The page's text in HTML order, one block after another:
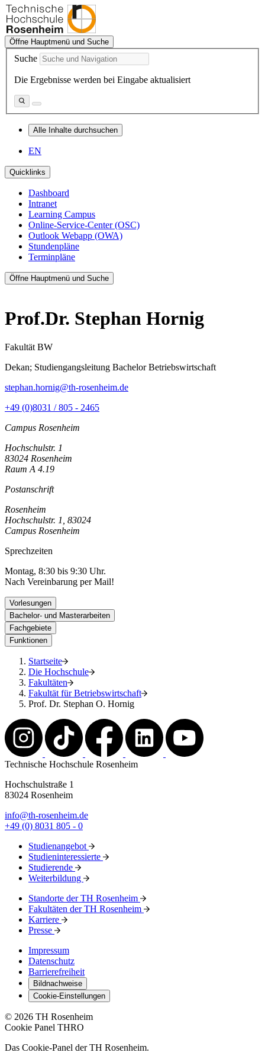
Öffne Hauptmenü und Suche
Suche
Die Ergebnisse werden bei Eingabe aktualisiert
Alle Inhalte durchsuchen
EN
Quicklinks
Dashboard
Intranet
Learning Campus
Online-Service-Center (OSC)
Outlook Webapp (OWA)
Stundenpläne
Terminpläne
Öffne Hauptmenü und Suche
Prof.Dr. Stephan Hornig
Fakultät BW
Dekan; Studiengangsleitung Bachelor Betriebswirtschaft
stephan.hornig@th-rosenheim.de
+49 (0)8031 / 805 - 2465
Campus Rosenheim
Hochschulstr. 1
83024 Rosenheim
Raum A 4.19
Postanschrift
Rosenheim
Hochschulstr. 1, 83024
Campus Rosenheim
Sprechzeiten
Montag, 8:30 bis 9:30 Uhr.
Nach Vereinbarung per Mail!
Vorlesungen
Bachelor- und Masterarbeiten
Fachgebiete
Funktionen
Startseite
Die Hochschule
Fakultäten
Fakultät für Betriebswirtschaft
Prof. Dr. Stephan O. Hornig
Technische Hochschule Rosenheim
Hochschulstraße 1
83024 Rosenheim
info@th-rosenheim.de
+49 (0) 8031 805 - 0
Studienangebot
Studieninteressierte
Studierende
Weiterbildung
Standorte der TH Rosenheim
Fakultäten der TH Rosenheim
Karriere
Presse
Impressum
Datenschutz
Barrierefreiheit
Bildnachweise
Cookie-Einstellungen
© 2026 TH Rosenheim
Cookie Panel THRO
Das Cookie-Panel der TH Rosenheim.